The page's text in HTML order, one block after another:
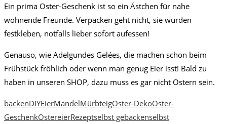
Ein prima Oster-Geschenk ist so ein Ästchen für nahe
wohnende Freunde. Verpacken geht nicht, sie würden
festkleben, notfalls lieber sofort aufessen!
Genauso, wie Adelgundes Gelées, die machen schon beim
Frühstück fröhlich oder wenn man genug Eier isst! Bald zu
haben in unseren SHOP, dazu muss es gar nicht Ostern sein.
backenDIYEierMandelMürbteigOster-DekoOster-
GeschenkOstereierRezeptselbst gebackenselbst